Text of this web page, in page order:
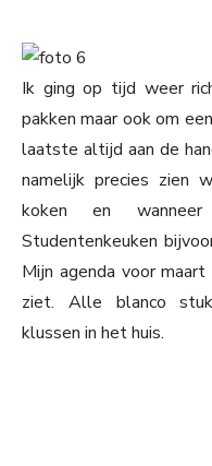
Ik ging op tijd weer
pakken maar ook om
laatste altijd aan de
namelijk precies zien
koken en
Studentenkeuken
Mijn agenda voor
ziet. Alle blanco
klussen in het huis.